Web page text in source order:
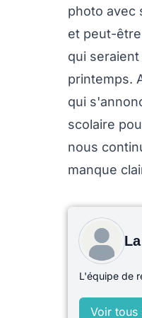
photo avec
et peut-
qui
printemps.
qui
scolaire
nous
manque
L'équipe de
Voir tous